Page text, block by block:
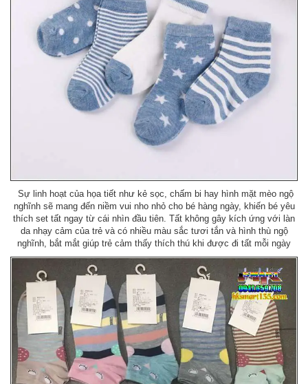
Sự linh hoạt của họa tiết như kẻ sọc, chấm bi hay hình mặt mèo ngộ
nghĩnh sẽ mang đến niềm vui nho nhỏ cho bé hàng ngày, khiến bé yêu
thích set tất ngay từ cái nhìn đầu tiên. Tất không gây kích ứng với làn
da nhạy cảm của trẻ và có nhiều màu sắc tươi tắn và hình thù ngộ
nghĩnh, bắt mắt giúp trẻ cảm thấy thích thú khi được đi tất mỗi ngày